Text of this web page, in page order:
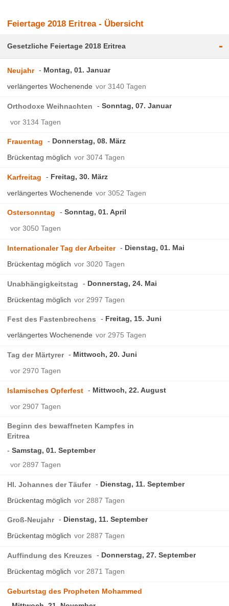
Feiertage 2018 Eritrea - Übersicht
Gesetzliche Feiertage 2018 Eritrea -
Neujahr
Montag, 01. Januar
verlängertes Wochenende vor 3140 Tagen
Orthodoxe Weihnachten
Sonntag, 07. Januar
vor 3134 Tagen
Frauentag
Donnerstag, 08. März
Brückentag möglich vor 3074 Tagen
Karfreitag
Freitag, 30. März
verlängertes Wochenende vor 3052 Tagen
Ostersonntag
Sonntag, 01. April
vor 3050 Tagen
Internationaler Tag der Arbeiter
Dienstag, 01. Mai
Brückentag möglich vor 3020 Tagen
Unabhängigkeitstag
Donnerstag, 24. Mai
Brückentag möglich vor 2997 Tagen
Fest des Fastenbrechens
Freitag, 15. Juni
verlängertes Wochenende vor 2975 Tagen
Tag der Märtyrer
Mittwoch, 20. Juni
vor 2970 Tagen
Islamisches Opferfest
Mittwoch, 22. August
vor 2907 Tagen
Beginn des bewaffneten Kampfes in
Eritrea
Samstag, 01. September
vor 2897 Tagen
Hl. Johannes der Täufer
Dienstag, 11. September
Brückentag möglich vor 2887 Tagen
Groß-Neujahr
Dienstag, 11. September
Brückentag möglich vor 2887 Tagen
Auffindung des Kreuzes
Donnerstag, 27. September
Brückentag möglich vor 2871 Tagen
Geburtstag des Propheten Mohammed